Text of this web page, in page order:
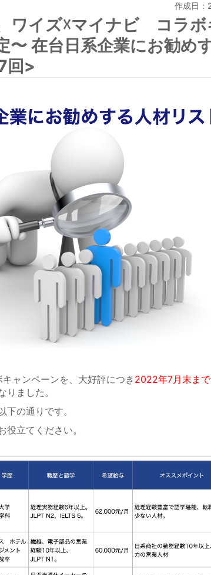
作成日：
ワイズ☓マイナビ コラボ
〜 在台日系企業にお勧め
回>
ャンペーンを、大好評につき2022年7月末まで
りました。
の通りです。
立てください。